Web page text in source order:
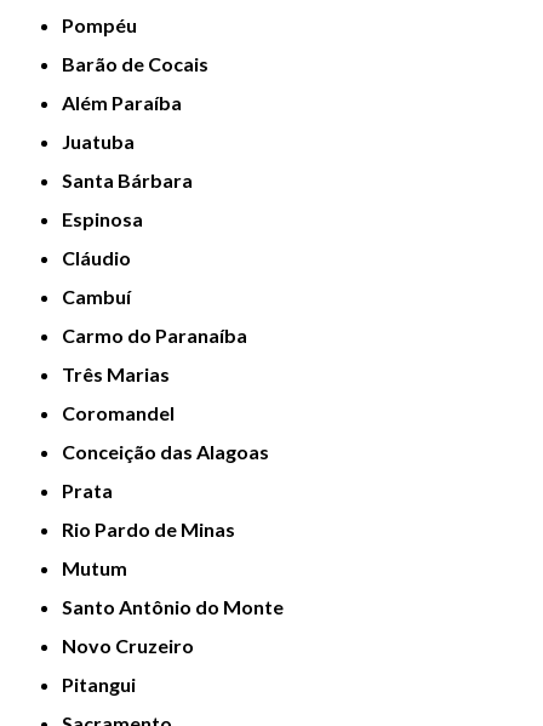
Pompéu
Barão de Cocais
Além Paraíba
Juatuba
Santa Bárbara
Espinosa
Cláudio
Cambuí
Carmo do Paranaíba
Três Marias
Coromandel
Conceição das Alagoas
Prata
Rio Pardo de Minas
Mutum
Santo Antônio do Monte
Novo Cruzeiro
Pitangui